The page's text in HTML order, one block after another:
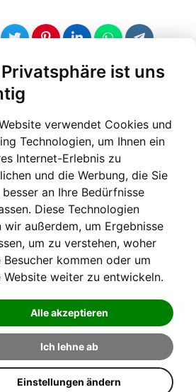
ist uns
verwendet Cookies und
Technologien, um Ihnen ein
Internet-Erlebnis zu
und die Werbung, die Sie
besser an Ihre Bedürfnisse
Diese Technologien
wir außerdem, um Ergebnisse
um zu verstehen, woher
Besucher kommen oder um
Website weiter zu entwickeln.
Alle akzeptieren
Ich lehne ab
Einstellungen ändern
& Leitungen
. Alle Rechte vorbehalten.
Hinweisgeberschutz Termine